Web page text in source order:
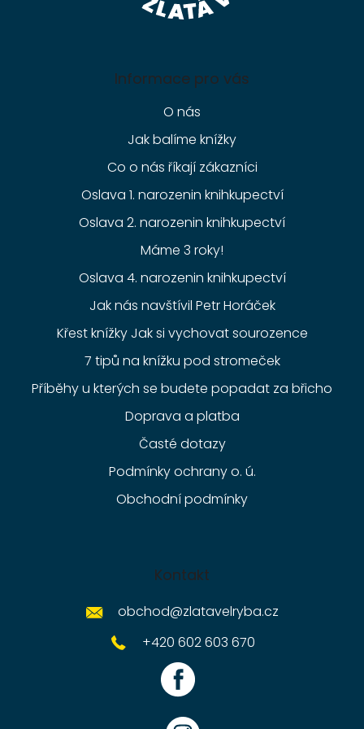
Informace pro vás
O nás
Jak balíme knížky
Co o nás říkají zákazníci
Oslava 1. narozenin knihkupectví
Oslava 2. narozenin knihkupectví
Máme 3 roky!
Oslava 4. narozenin knihkupectví
Jak nás navštívil Petr Horáček
Křest knížky Jak si vychovat sourozence
7 tipů na knížku pod stromeček
Příběhy u kterých se budete popadat za břicho
Doprava a platba
Časté dotazy
Podmínky ochrany o. ú.
Obchodní podmínky
Kontakt
obchod@zlatavelryba.cz
+420 602 603 670